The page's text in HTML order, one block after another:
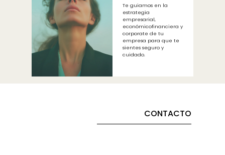
Te guiamos en la
estrategia
empresarial,
económicofinanciera y
corporate de tu
empresa para que te
sientes seguro y
cuidado.
CONTACTO